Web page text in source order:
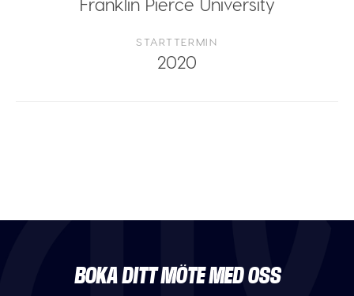
STARTTERMIN
2020
BOKA DITT MÖTE MED OSS